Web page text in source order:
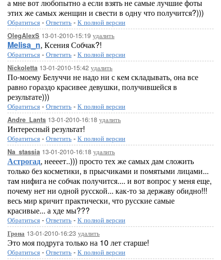
а мне вот любопытно а если взять не самые лучшие фоты
этих же самых женщин и свести в одну что получится?)))
Обратиться - Ответить - К полной версии
OlegAlexS 13-01-2010-15:19 удалить
Melisa_n, Ксения Собчак?!
Обратиться - Ответить - К полной версии
Nickoletta 13-01-2010-15:42 удалить
По-моему Белуччи не надо ни с кем складывать, она все
равно гораздо красивее девушки, получившейся в
результате)))
Обратиться - Ответить - К полной версии
Andre_Lants 13-01-2010-16:18 удалить
Интересный результат!
Обратиться - Ответить - К полной версии
Na_stassia 13-01-2010-16:18 удалить
Астрогад, неееет..))) просто тех же самых дам сложить
только без косметики, в прысчиками и помятыми лицами...
там нифига не собчак получится.... и вот вопрос у меня еще,
почему нет ни одной русской... как-то за державу обидно!!!
весь мир кричит практически, что русские самые
красивые... а хде мы???
Обратиться - Ответить - К полной версии
Грона 13-01-2010-16:23 удалить
Это моя подруга только на 10 лет старше!
Обратиться - Ответить - К полной версии